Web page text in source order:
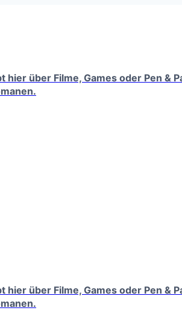
über Filme, Games oder Pen &
über Filme, Games oder Pen &